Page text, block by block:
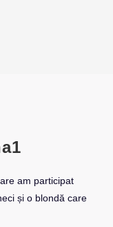
am participat
și o blondă care